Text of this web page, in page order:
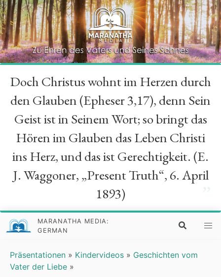
“
Doch Christus wohnt im Herzen durch
den Glauben (Epheser 3,17), denn Sein
Geist ist in Seinem Wort; so bringt das
Hören im Glauben das Leben Christi
ins Herz, und das ist Gerechtigkeit. (E.
J. Waggoner, „Present Truth“, 6. April
1893)
MARANATHA MEDIA:
GERMAN
Präsentationen » Kindervideos » Geschichten vom
Vater der Liebe »